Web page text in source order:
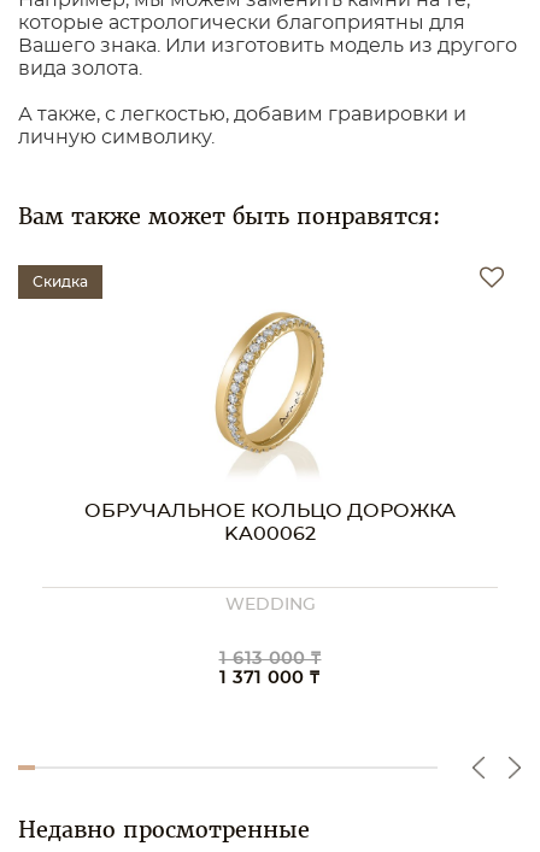
которые астрологически благоприятны для
Вашего знака. Или изготовить модель из другого
вида золота.
А также, с легкостью, добавим гравировки и
личную символику.
Вам также может быть понравятся:
ДОРОЖКА
ОБРУЧАЛЬНОЕ
Недавно просмотренные